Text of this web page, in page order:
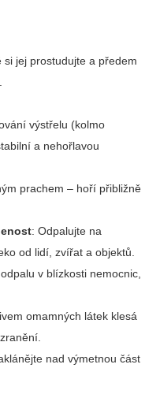
si jej prostudujte a předem
výstřelu (kolmo
a nehořlavou
prachem – hoří přibližně
: Odpalujte na
od lidí, zvířat a objektů.
v blízkosti nemocnic,
omamných látek klesá
nad výmetnou část